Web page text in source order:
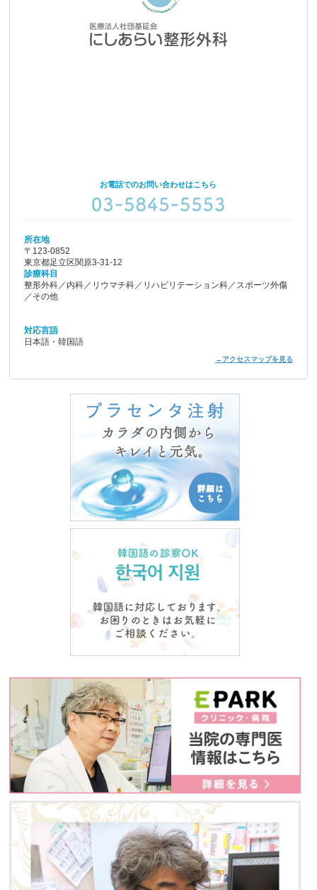
お電話でのお問い合わせはこちら
所在地
〒123-0852
東京都足立区関原3-31-12
診療科目
整形外科／内科／リウマチ科／リハビリテーション科／スポーツ外傷
／その他
対応言語
日本語・韓国語
→アクセスマップを見る